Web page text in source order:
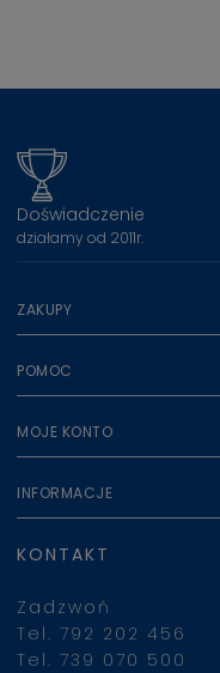
Doświadczenie
działamy od 2011r.
ZAKUPY
POMOC
MOJE KONTO
INFORMACJE
KONTAKT
Zadzwoń
Tel. 792 202 456
Tel. 739 070 500